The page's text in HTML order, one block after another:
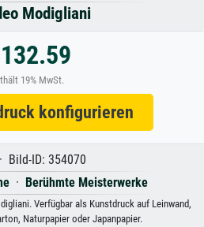
Modigliani
19% MwSt.
konfigurieren
Bild-ID: 354070
· Berühmte Meisterwerke
Verfügbar als Kunstdruck auf Leinwand,
Naturpapier oder Japanpapier.